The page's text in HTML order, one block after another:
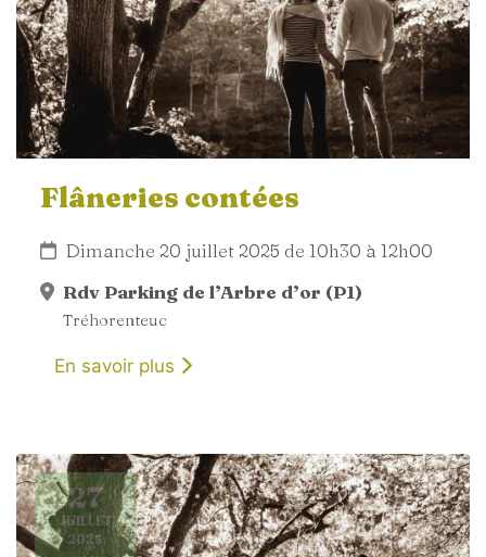
Flâneries contées
Dimanche 20 juillet 2025 de 10h30 à 12h00
Rdv Parking de l’Arbre d’or (P1)
Tréhorenteuc
En savoir plus
27
JUILLET
2025